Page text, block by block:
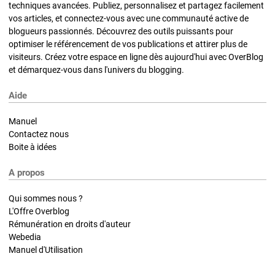
techniques avancées. Publiez, personnalisez et partagez facilement
vos articles, et connectez-vous avec une communauté active de
blogueurs passionnés. Découvrez des outils puissants pour
optimiser le référencement de vos publications et attirer plus de
visiteurs. Créez votre espace en ligne dès aujourd'hui avec OverBlog
et démarquez-vous dans l'univers du blogging.
Aide
Manuel
Contactez nous
Boite à idées
A propos
Qui sommes nous ?
L'Offre Overblog
Rémunération en droits d'auteur
Webedia
Manuel d'Utilisation